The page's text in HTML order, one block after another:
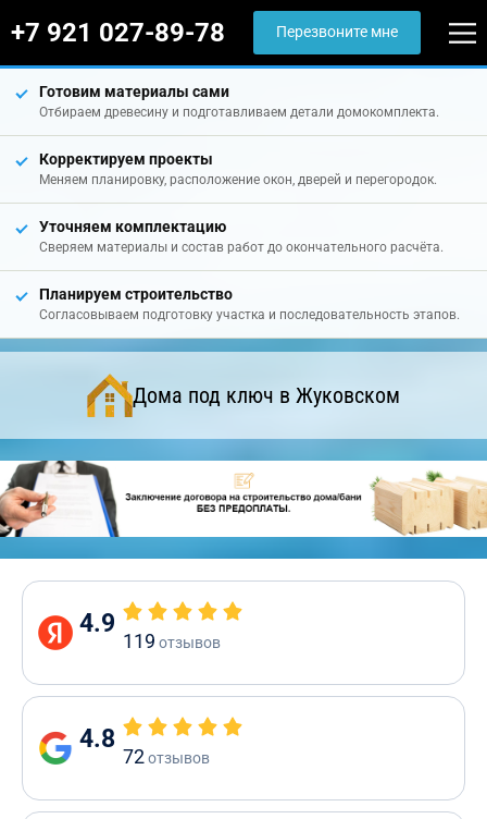
+7 921 027-89-78 Перезвоните мне
Готовим материалы сами
Отбираем древесину и подготавливаем детали домокомплекта.
Корректируем проекты
Меняем планировку, расположение окон, дверей и перегородок.
Уточняем комплектацию
Сверяем материалы и состав работ до окончательного расчёта.
Планируем строительство
Согласовываем подготовку участка и последовательность этапов.
Дома под ключ в Жуковском
4.9
119 отзывов
4.8
72отзывов